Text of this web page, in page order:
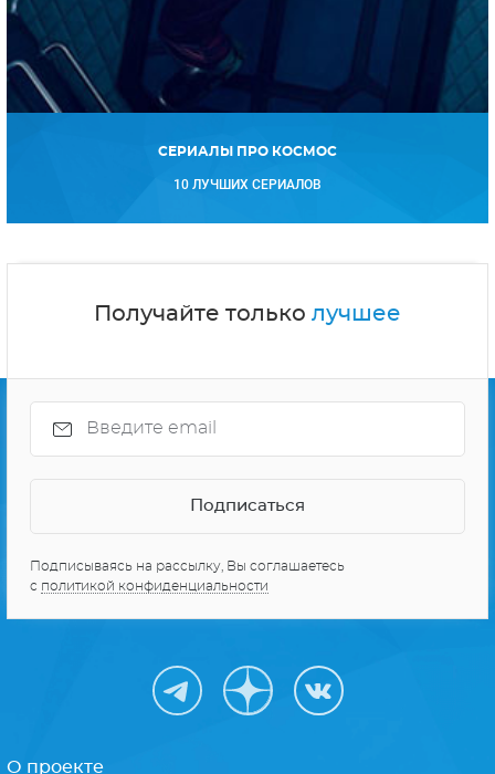
СЕРИАЛЫ ПРО КОСМОС
10 ЛУЧШИХ СЕРИАЛОВ
Получайте только лучшее
Подписываясь на рассылку, Вы соглашаетесь
с политикой конфиденциальности
О проекте